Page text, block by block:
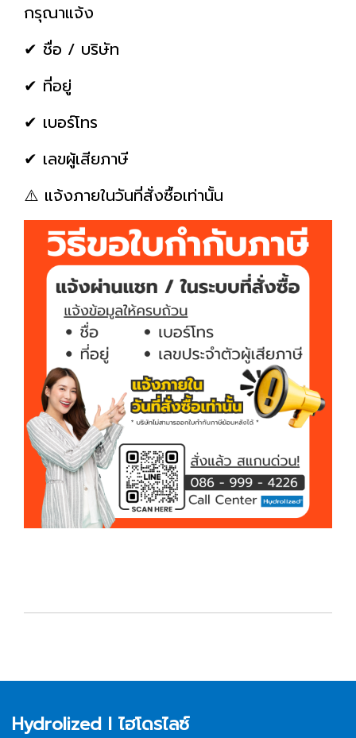
กรุณาแจ้ง
✔ ชื่อ / บริษัท
✔ ที่อยู่
✔ เบอร์โทร
✔ เลขผู้เสียภาษี
⚠️ แจ้งภายในวันที่สั่งซื้อเท่านั้น
Hydrolized l ไฮโดรไลซ์